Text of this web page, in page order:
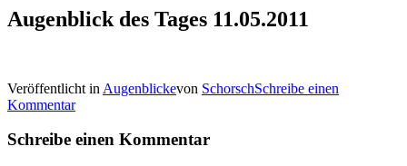
Augenblick des Tages 11.05.2011
Veröffentlicht in Augenblickevon SchorschSchreibe einen
Kommentar
Schreibe einen Kommentar